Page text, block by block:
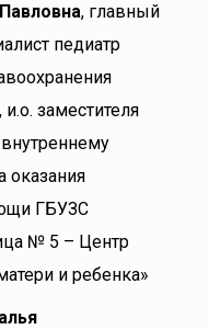
, главный
педиатр
заместителя
оказания
ГБУЗС
№ 5 – Центр
и ребенка»